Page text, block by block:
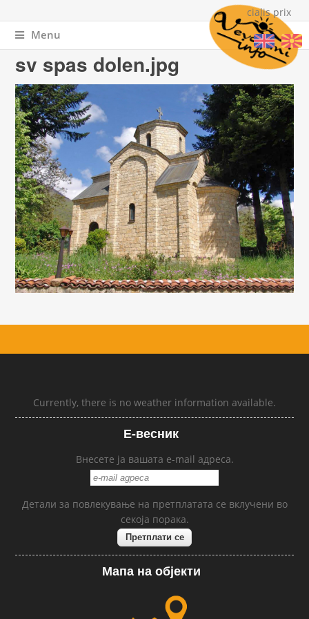
cialis prix
Menu
You are here
Home» sv spas dolen.jpg
sv spas dolen.jpg
Currently, there is no weather information available.
Е-весник
Внесете ја вашата e-mail адреса.
Детали за повлекување на претплатата се вклучени во
секоја порака.
Мапа на објекти